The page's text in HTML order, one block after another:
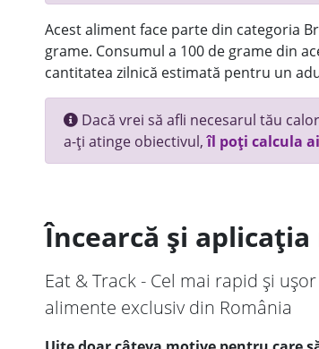
Acest aliment face parte din categoria
grame. Consumul a 100 de grame din
cantitatea zilnică estimată pentru un
Dacă vrei să afli necesarul tău
a-ți atinge obiectivul,îl poți calcula
Încearcă și
Eat & Track - Cel mai rapid și
alimente exclusiv din România